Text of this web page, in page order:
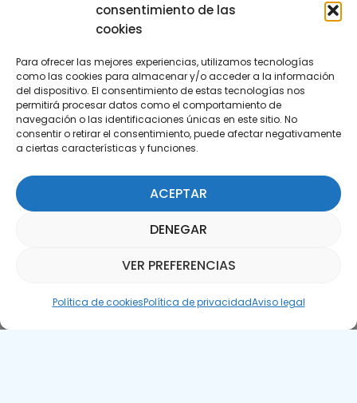
consentimiento de las
cookies
Para ofrecer las mejores experiencias, utilizamos tecnologías
como las cookies para almacenar y/o acceder a la información
del dispositivo. El consentimiento de estas tecnologías nos
permitirá procesar datos como el comportamiento de
navegación o las identificaciones únicas en este sitio. No
consentir o retirar el consentimiento, puede afectar negativamente
a ciertas características y funciones.
ACEPTAR
DENEGAR
VER PREFERENCIAS
Política de cookiesPolítica de privacidadAviso legal
Suscríbete a nuestra Newsletter
SUSCRÍBETE AQUÍ